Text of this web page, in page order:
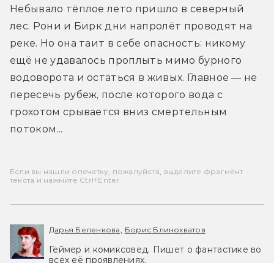
Небывало тёплое лето пришло в северный
лес. Рони и Бирк дни напролёт проводят на
реке. Но она таит в себе опасность: никому
ещё не удавалось проплыть мимо бурного
водоворота и остаться в живых. Главное — не
пересечь рубеж, после которого вода с
грохотом срывается вниз смертельным
потоком...
Если вы нашли опечатку, пожалуйста, выделите фрагмент
текста и нажмите Ctrl+Enter.
Дарья Беленкова, Борис Блинохватов
Геймер и комиксовед. Пишет о фантастике во
всех её проявлениях.